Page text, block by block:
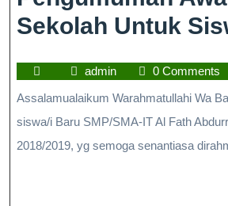
Sekolah Untuk
admin 0 Comments
Assalamualaikum Warahmatullahi Wa
siswa/i Baru SMP/SMA-IT Al Fath
2018/2019, yg semoga senantiasa